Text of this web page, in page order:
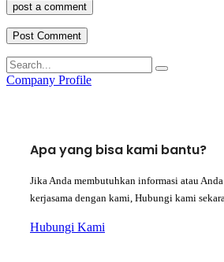
post a comment
Company Profile
Apa yang bisa kami bantu?
Jika Anda membutuhkan informasi atau
kerjasama dengan kami, Hubungi kami
Hubungi Kami